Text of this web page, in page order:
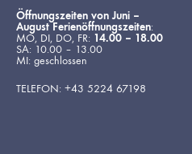
Öffnungszeiten von Juni –
August Ferienöffnungszeiten:
MO, DI, DO, FR: 14.00 – 18.00
SA: 10.00 – 13.00
MI: geschlossen
TELEFON: +43 5224 67198